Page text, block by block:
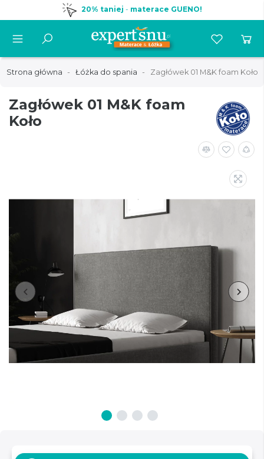
20% taniej - materace GUENO!
Strona główna Łóżka do spania Zagłówek 01 M&K foam Koło
Zagłówek 01 M&K foam
Koło